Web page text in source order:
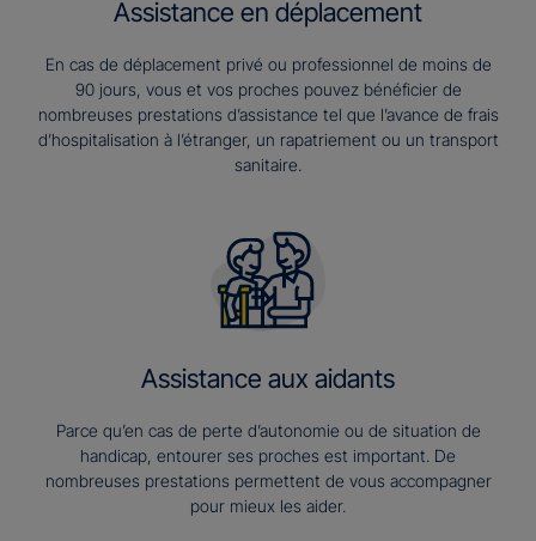
Assistance en déplacement
En cas de déplacement privé ou professionnel de moins de
90 jours, vous et vos proches pouvez bénéficier de
nombreuses prestations d’assistance tel que l’avance de frais
d’hospitalisation à l’étranger, un rapatriement ou un transport
sanitaire.
Assistance aux aidants
Parce qu’en cas de perte d’autonomie ou de situation de
handicap, entourer ses proches est important. De
nombreuses prestations permettent de vous accompagner
pour mieux les aider.